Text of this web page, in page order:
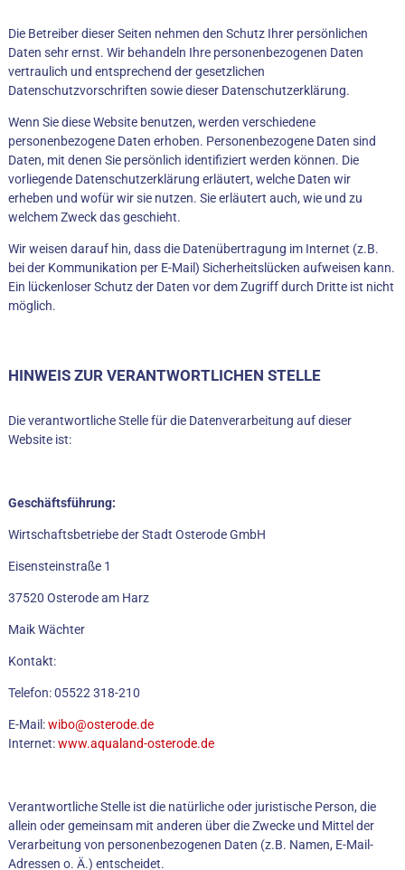
Die Betreiber dieser Seiten nehmen den Schutz Ihrer persönlichen
Daten sehr ernst. Wir behandeln Ihre personenbezogenen Daten
vertraulich und entsprechend der gesetzlichen
Datenschutzvorschriften sowie dieser Datenschutzerklärung.
Wenn Sie diese Website benutzen, werden verschiedene
personenbezogene Daten erhoben. Personenbezogene Daten sind
Daten, mit denen Sie persönlich identifiziert werden können. Die
vorliegende Datenschutzerklärung erläutert, welche Daten wir
erheben und wofür wir sie nutzen. Sie erläutert auch, wie und zu
welchem Zweck das geschieht.
Wir weisen darauf hin, dass die Datenübertragung im Internet (z.B.
bei der Kommunikation per E-Mail) Sicherheitslücken aufweisen kann.
Ein lückenloser Schutz der Daten vor dem Zugriff durch Dritte ist nicht
möglich.
HINWEIS ZUR VERANTWORTLICHEN STELLE
Die verantwortliche Stelle für die Datenverarbeitung auf dieser
Website ist:
Geschäftsführung:
Wirtschaftsbetriebe der Stadt Osterode GmbH
Eisensteinstraße 1
37520 Osterode am Harz
Maik Wächter
Kontakt:
Telefon: 05522 318-210
E-Mail:wibo@osterode.de
Internet:www.aqualand-osterode.de
Verantwortliche Stelle ist die natürliche oder juristische Person, die
allein oder gemeinsam mit anderen über die Zwecke und Mittel der
Verarbeitung von personenbezogenen Daten (z.B. Namen, E-Mail-
Adressen o. Ä.) entscheidet.